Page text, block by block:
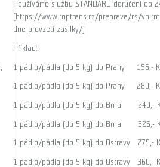
Používáme službu STANDARD doručení do
(https://www.toptrans.cz/preprava/cs/
dne-prevzeti-zasilky/)
Příklad:
1 pádlo/pádla (do 5 kg) do Prahy 195,-
1 pádlo/pádla (do 5 kg) do Prahy 280,-
1 pádlo/pádla (do 5 kg) do Brna 240,-
1 pádlo/pádla (do 5 kg) do Brna 325,-
1 pádlo/pádla (do 5 kg) do Ostravy 275,-
1 pádlo/pádla (do 5 kg) do Ostravy 360,-